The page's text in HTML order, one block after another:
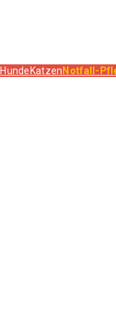
Hunde Katzen Notfall-